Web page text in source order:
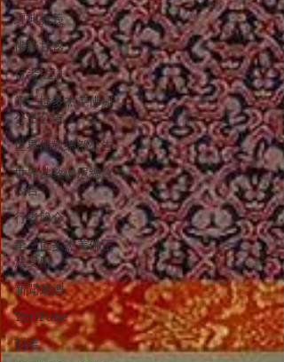
經典教義
佛降甘露
行者法語
第三世多杰羌佛辦
公室公告
世界佛教總部公告
世界佛教僧尼總會
公告
行者簡介
第三世多杰羌佛正
法受用
新聞彙總
YouTube
韻雕